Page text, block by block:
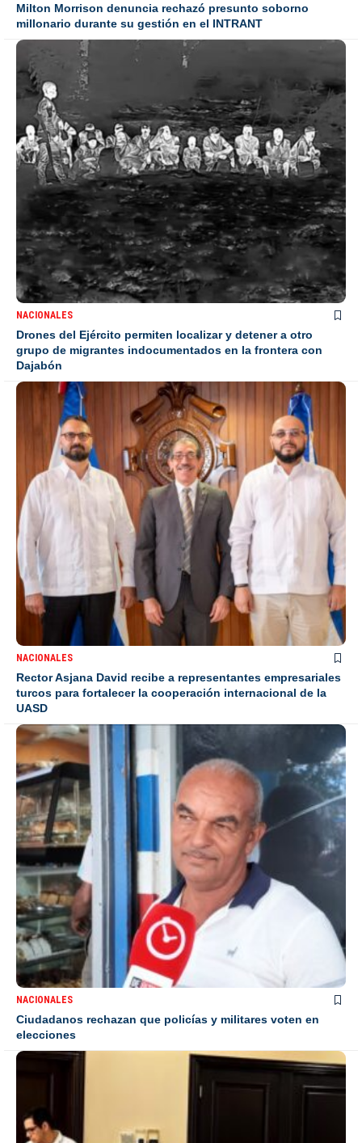
Milton Morrison denuncia rechazó presunto soborno
millonario durante su gestión en el INTRANT
NACIONALES
Drones del Ejército permiten localizar y detener a otro
grupo de migrantes indocumentados en la frontera con
Dajabón
NACIONALES
Rector Asjana David recibe a representantes empresariales
turcos para fortalecer la cooperación internacional de la
UASD
NACIONALES
Ciudadanos rechazan que policías y militares voten en
elecciones